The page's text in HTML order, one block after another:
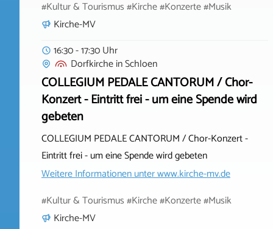
#Kultur & Tourismus #Kirche #Konzerte #Musik
Kirche-MV
16:30 - 17:30 Uhr
DorfkircheinSchloen
COLLEGIUM PEDALE CANTORUM / Chor-
Konzert - Eintritt frei - um eine Spende wird
gebeten
COLLEGIUM PEDALE CANTORUM / Chor-Konzert -
Eintritt frei - um eine Spende wird gebeten
Weitere Informationen unterwww.kirche-mv.de
#Kultur & Tourismus #Kirche #Konzerte #Musik
Kirche-MV